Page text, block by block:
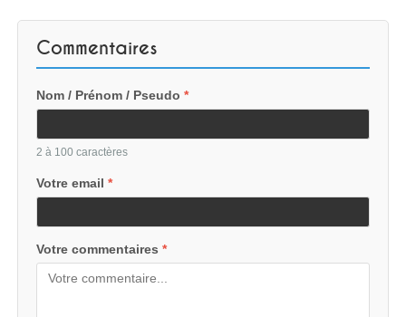
Commentaires
Nom / Prénom / Pseudo*
2 à 100 caractères
Votre email*
Votre commentaires*